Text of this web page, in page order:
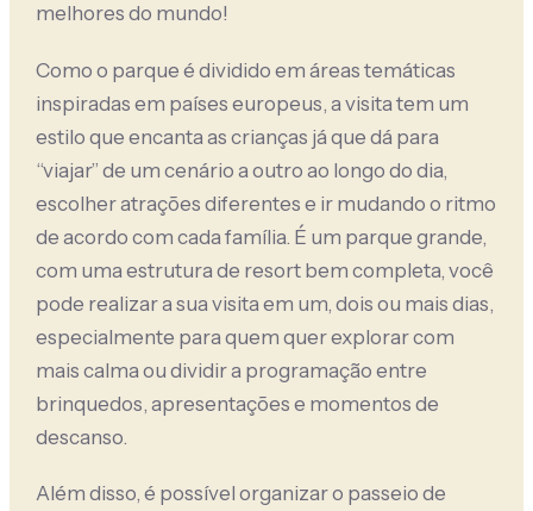
melhores do mundo!
Como o parque é dividido em áreas temáticas
inspiradas em países europeus, a visita tem um
estilo que encanta as crianças já que dá para
“viajar” de um cenário a outro ao longo do dia,
escolher atrações diferentes e ir mudando o ritmo
de acordo com cada família. É um parque grande,
com uma estrutura de resort bem completa, você
pode realizar a sua visita em um, dois ou mais dias,
especialmente para quem quer explorar com
mais calma ou dividir a programação entre
brinquedos, apresentações e momentos de
descanso.
Além disso, é possível organizar o passeio de